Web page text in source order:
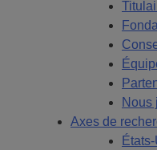
Nous
Axes de